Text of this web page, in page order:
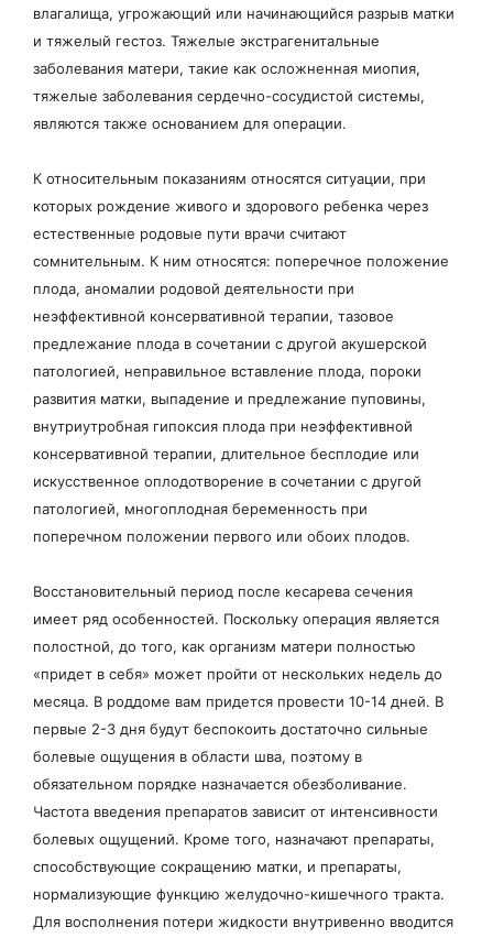
влагалища, угрожающий или начинающийся разрыв матки
и тяжелый гестоз. Тяжелые экстрагенитальные
заболевания матери, такие как осложненная миопия,
тяжелые заболевания сердечно-сосудистой системы,
являются также основанием для операции.
К относительным показаниям относятся ситуации, при
которых рождение живого и здорового ребенка через
естественные родовые пути врачи считают
сомнительным. К ним относятся: поперечное положение
плода, аномалии родовой деятельности при
неэффективной консервативной терапии, тазовое
предлежание плода в сочетании с другой акушерской
патологией, неправильное вставление плода, пороки
развития матки, выпадение и предлежание пуповины,
внутриутробная гипоксия плода при неэффективной
консервативной терапии, длительное бесплодие или
искусственное оплодотворение в сочетании с другой
патологией, многоплодная беременность при
поперечном положении первого или обоих плодов.
Восстановительный период после кесарева сечения
имеет ряд особенностей. Поскольку операция является
полостной, до того, как организм матери полностью
«придет в себя» может пройти от нескольких недель до
месяца. В роддоме вам придется провести 10-14 дней. В
первые 2-3 дня будут беспокоить достаточно сильные
болевые ощущения в области шва, поэтому в
обязательном порядке назначается обезболивание.
Частота введения препаратов зависит от интенсивности
болевых ощущений. Кроме того, назначают препараты,
способствующие сокращению матки, и препараты,
нормализующие функцию желудочно-кишечного тракта.
Для восполнения потери жидкости внутривенно вводится